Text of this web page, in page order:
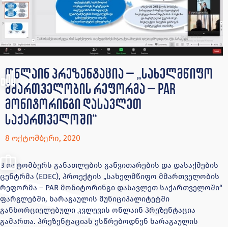
ონლაინ პრეზენტაცია – „სახელმწიფო
მმართველობის რეფორმა – PAR
მონიტორინგი დასავლეთ
საქართველოში“
8 ოქტომბერი, 2020
8 ოქტომბერს განათლების განვითარების და დასაქმების
ცენტრმა (EDEC), პროექტის „სახელმწიფო მმართველობის
რეფორმა – PAR მონიტორინგი დასავლეთ საქართველოში“
ფარგლებში, ხარაგაულის მუნიციპალიტეტში
განხორციელებული კვლევის ონლაინ პრეზენტაცია
გამართა. პრეზენტაციას ესწრებოდნენ ხარაგაულის